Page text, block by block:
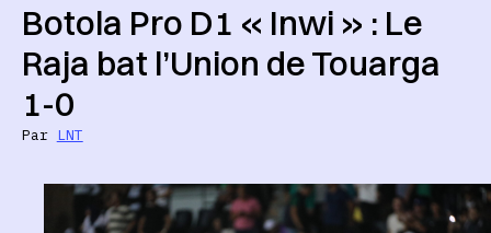
Botola Pro D1 « Inwi » : Le
Raja bat l’Union de Touarga
1-0
Par LNT